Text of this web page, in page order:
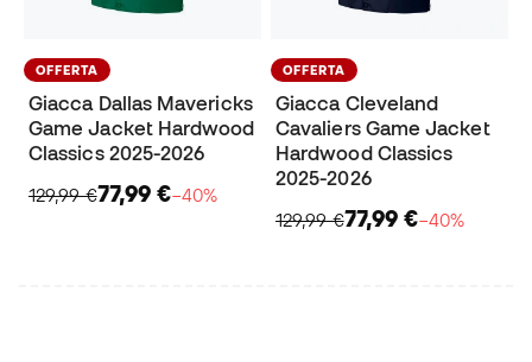
OFFERTA
Giacca Dallas Mavericks
Game Jacket Hardwood
Classics 2025-2026
129,99 €77,99 €−40%
OFFERTA
Giacca Cleveland
Cavaliers Game Jacket
Hardwood Classics
2025-2026
129,99 €77,99 €−40%